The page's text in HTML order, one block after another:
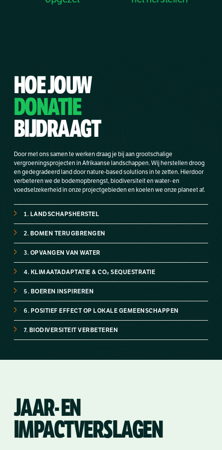
HOE JOUW
DONATIE
BIJDRAAGT
Door met ons samen te werken draag je bij aan grootschalige
vergroeningsprojecten in Afrikaanse landschappen. Wij herstellen droog
en gedegradeerd land door nature-based solutions in te zetten. Hierdoor
verbeteren we de bodemopbrengst, biodiversiteit en water- en
voedselzekerheid in onze projectgebieden en koelen we onze planeet af.
1. LANDSCHAPSHERSTEL
2. BOMEN TERUGBRENGEN
3. OPVANGEN VAN WATER
4. KLIMAATADAPTATIE & CO₂ SEQUESTRATIE
5. BOEREN INSPIREREN
6. POSITIEF EFFECT OP LOKALE GEMEENSCHAPPEN
7. BIODIVERSITEIT VERBETEREN
JAAR- EN
IMPACTVERSLAGEN